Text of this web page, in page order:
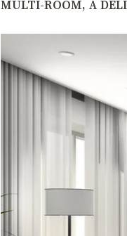
MULTI-ROOM, A